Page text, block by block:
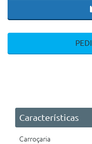
Características
Carroçaria